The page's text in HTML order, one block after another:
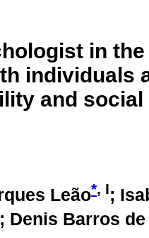
in
individuals
and social
Leão*, I;
; Denis Barros